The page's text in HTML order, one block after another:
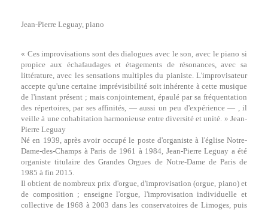
Jean-Pierre Leguay, piano
« Ces improvisations sont des dialogues avec le son, avec le piano si
propice aux échafaudages et étagements de résonances, avec sa
littérature, avec les sensations multiples du pianiste. L'improvisateur
accepte qu'une certaine imprévisibilité soit inhérente à cette musique
de l'instant présent ; mais conjointement, épaulé par sa fréquentation
des répertoires, par ses affinités, — aussi un peu d'expérience — , il
veille à une cohabitation harmonieuse entre diversité et unité. » Jean-
Pierre Leguay
Né en 1939, après avoir occupé le poste d'organiste à l'église Notre-
Dame-des-Champs à Paris de 1961 à 1984, Jean-Pierre Leguay a été
organiste titulaire des Grandes Orgues de Notre-Dame de Paris de
1985 à fin 2015.
Il obtient de nombreux prix d'orgue, d'improvisation (orgue, piano) et
de composition ; enseigne l'orgue, l'improvisation individuelle et
collective de 1968 à 2003 dans les conservatoires de Limoges, puis